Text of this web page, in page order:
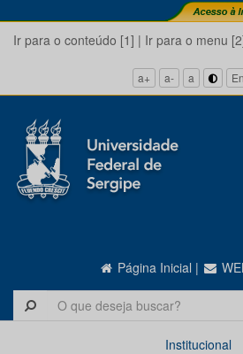
Ir para o conteúdo [1] | Ir para o menu
a+ a- a
Página Inicial |
Institucional